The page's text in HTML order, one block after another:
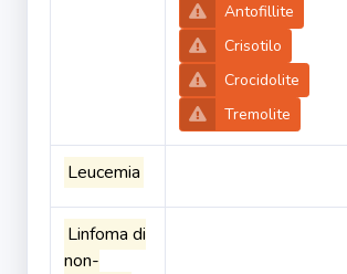
Antofillite
Crisotilo
Crocidolite
Tremolite
Leucemia
Linfoma di
non-